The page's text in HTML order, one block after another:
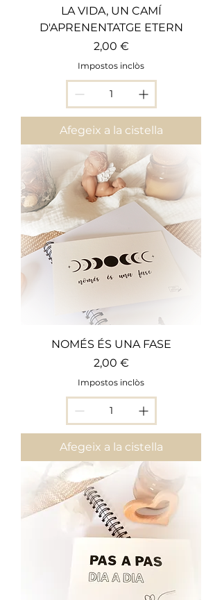
LA VIDA, UN CAMÍ
D'APRENENTATGE ETERN
Preu
2,00 €
Impostos inclòs
Afegeix a la cistella
NOMÉS ÉS UNA FASE
Preu
2,00 €
Impostos inclòs
Afegeix a la cistella